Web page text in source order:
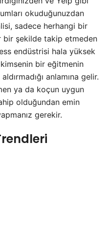
okuduğunuzdan
sadece herhangi bir
şekilde takip etmeden
endüstrisi hala yüksek
bir eğitmenin
anlamına gelir.
ya da koçun uygun
olduğundan emin
gerekir.